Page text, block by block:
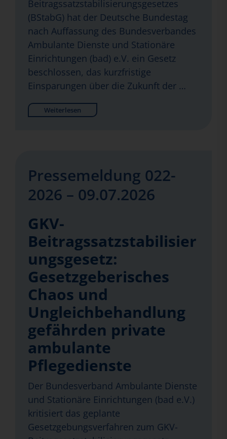
Beitragssatzstabilisierungsgesetzes
(BStabG) hat der Deutsche Bundestag
nach Auffassung des Bundesverbandes
Ambulante Dienste und Stationäre
Einrichtungen (bad) e.V. ein Gesetz
beschlossen, das kurzfristige
Einsparungen über die Zukunft der …
Weiterlesen
Pressemeldung 022-
2026 – 09.07.2026
GKV-
Beitragssatzstabilisier
ungsgesetz:
Gesetzgeberisches
Chaos und
Ungleichbehandlung
gefährden private
ambulante
Pflegedienste
Der Bundesverband Ambulante Dienste
und Stationäre Einrichtungen (bad e.V.)
kritisiert das geplante
Gesetzgebungsverfahren zum GKV-